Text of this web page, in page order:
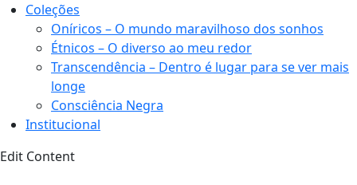
Coleções
Oníricos – O mundo maravilhoso dos sonhos
Étnicos – O diverso ao meu redor
Transcendência – Dentro é lugar para se ver mais
longe
Consciência Negra
Institucional
Edit Content